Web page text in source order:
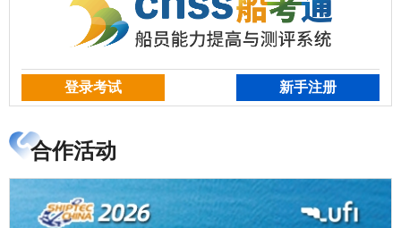
登录考试 新手注册
合作活动